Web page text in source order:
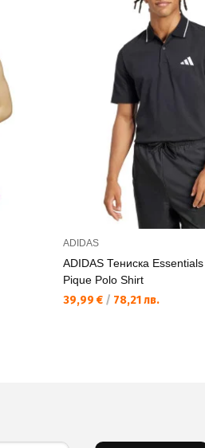
ADIDAS
ADIDAS Тениска
Pique Polo Shirt
39,99 € / 78,21 лв.